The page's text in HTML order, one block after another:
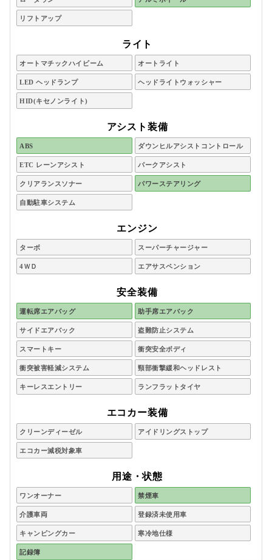
リフトアップ
ライト
オートマチックハイビーム オートライト
LED ヘッドランプ ヘッドライトウォッシャー
HID(キセノンライト)
アシスト装備
ABS ダウンヒルアシストコントロール
ETC レーンアシスト パークアシスト
クリアランスソナー パワーステアリング
自動駐車システム
エンジン
ターボ スーパーチャージャー
4ＷＤ エアサスペンション
安全装備
運転席エアバッグ 助手席エアバック
サイドエアバック 盗難防止システム
スマートキー 衝突安全ボディ
衝突被害軽減システム 頸部衝撃緩和ヘッドレスト
キーレスエントリー ランフラットタイヤ
エコカー装備
クリーンディーゼル アイドリングストップ
エコカー減税対象車
用途・状態
ワンオーナー 禁煙車
介護車両 登録済未使用車
キャンピングカー 寒冷地仕様
記録簿